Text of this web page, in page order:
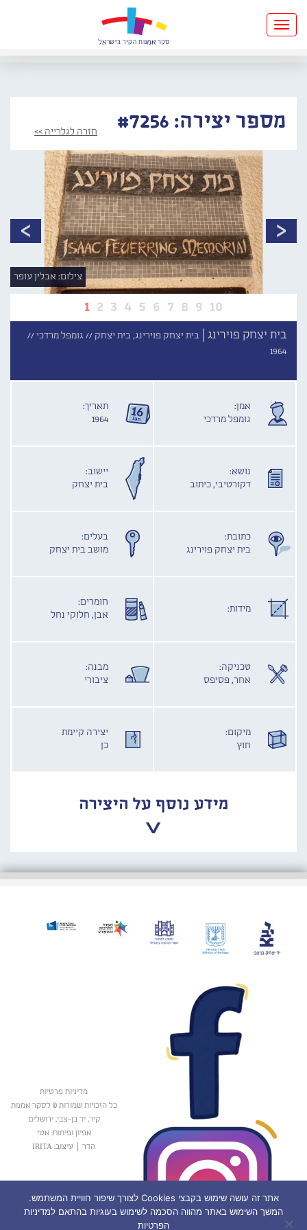
Toggle
navigation
מספר יצירה: #7256 חזרה לגלרייה >>
1 2 3 4 5 6 7 8 9 10
צילום: אבלין עופר
בית יצחק פוירינג | בית יצחק פוירינג, בית יצחק // גומפל מרדכי //
1964
אמן:
גומפל מרדכי
תאריך:
1964
נושא:
דקורטיבי, כיתוב
יישוב:
בית יצחק
כתובת:
בית יצחק פוירינג
בעלים:
מושב בית יצחק
מידות:
חומרים:
אבן, חלוקי נחל
טכניקה:
אחר, פסיפס
מבנה:
ציבורי
מיקום:
חוץ
יצירה קיימת
כן
מידע נוסף על היצירה
מדיניות פרטיות
כל הזכויות שמורות © לסקר אמנות
קיר, יד בן-צבי, ירושלים
אפיון ופיתוח: אטי
הדר
עיצוב: IRITA
אתר זה עושה שימוש בקבצי Cookies לצורך שיפור חוויית המשתמש.
המשך השימוש באתר מהווה הסכמה לשימוש בעוגיות בהתאם למדיניות
הפרטיות